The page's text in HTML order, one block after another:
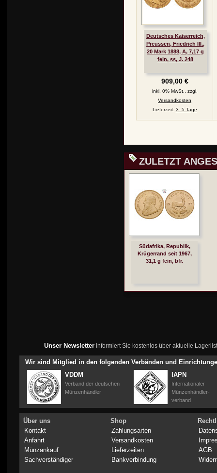
Deutsches Kaiserreich,
Preussen, Friedrich III.,
20 Mark 1888, A, 7,17 g
fein, ss, J. 248
909,00 €
inkl. 0% MwSt., zzgl.
Versandkosten
Lieferzeit: 3–5 Tage
ZULETZT
Südafrika, Republik,
Krügerrand seit 1967,
31,1 g fein, bfr.
Unser Newsletterinformiert Sie kostenlos über aktuelle
Wir sind Mitglied in den folgenden Verbänden und
VDDM
Verband der deutschen
Münzenhändler
IAPN
Internationaler
Münzenhändler-
verband
Über uns
Kontakt
Anfahrt
Münzankauf
Sachverständiger
Shop
Zahlungsarten
Versandkosten
Lieferzeiten
Bankverbindung
AGB